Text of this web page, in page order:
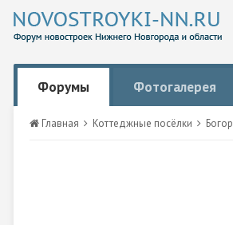
Форумы Фотогалерея
Главная Коттеджные посёлки